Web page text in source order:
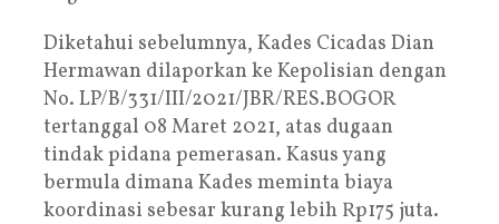
Diketahui sebelumnya, Kades Cicadas Dian
Hermawan dilaporkan ke Kepolisian dengan
No. LP/B/331/III/2021/JBR/RES.BOGOR
tertanggal 08 Maret 2021, atas dugaan
tindak pidana pemerasan. Kasus yang
bermula dimana Kades meminta biaya
koordinasi sebesar kurang lebih Rp175 juta.